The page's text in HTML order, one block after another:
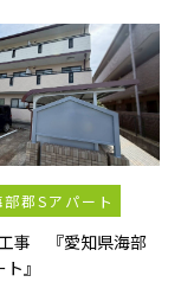
郡Sアパート
事 『愛知県海部
』